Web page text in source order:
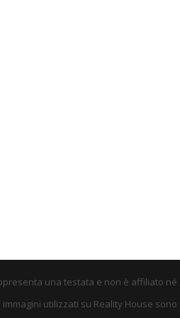
una testata e non è affiliato
immagini utilizzati su Reality House